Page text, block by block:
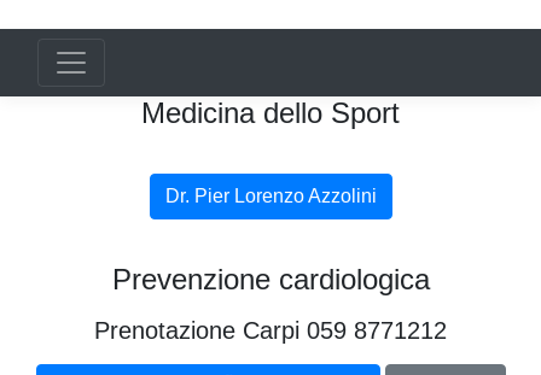
Medicina dello Sport
Dr. Pier Lorenzo Azzolini
Prevenzione cardiologica
Prenotazione Carpi 059 8771212